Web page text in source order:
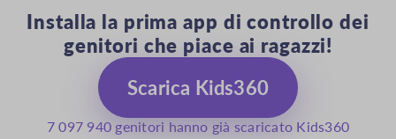
Installa la prima app di controllo dei
genitori che piace ai ragazzi!
Scarica Kids360
7 097 940 genitori hanno già scaricato Kids360